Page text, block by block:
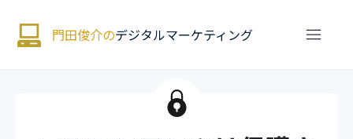
門田俊介のデジタルマーケティング